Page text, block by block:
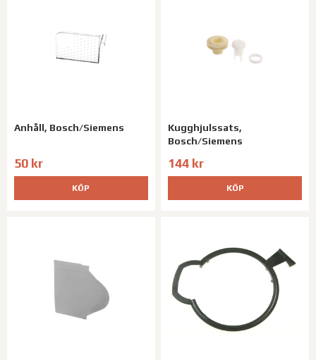
Anhåll, Bosch/Siemens
50 kr
KÖP
Kugghjulssats,
Bosch/Siemens
144 kr
KÖP